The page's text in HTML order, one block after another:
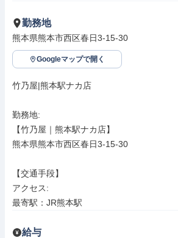
勤務地
熊本県熊本市西区春日3-15-30
Googleマップで開く
竹乃屋|熊本駅ナカ店
勤務地:
【竹乃屋｜熊本駅ナカ店】
熊本県熊本市西区春日3-15-30
【交通手段】
アクセス:
最寄駅：JR熊本駅
給与